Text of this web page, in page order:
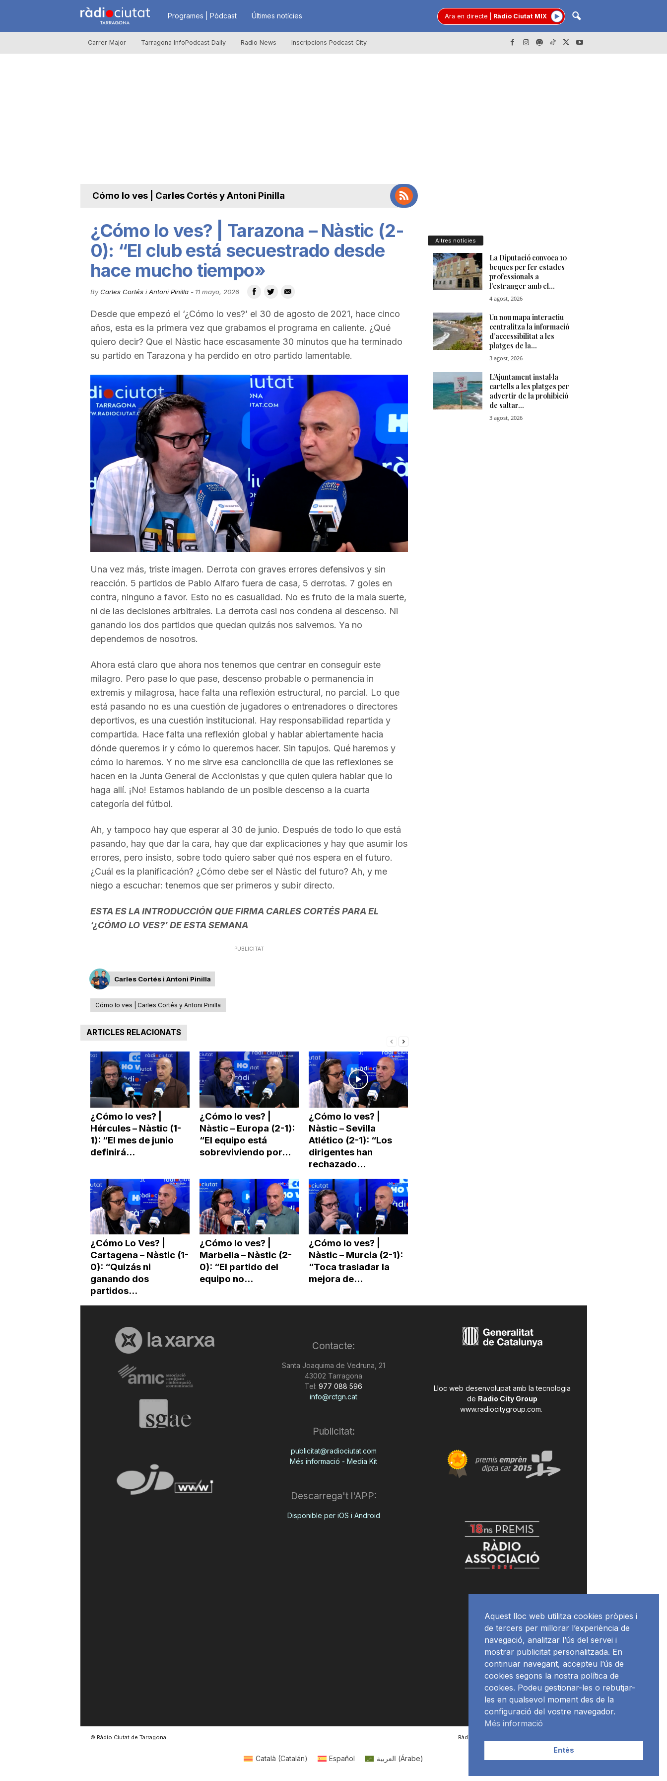
R
à
t
t
e
T
a
r
r
g
a
Programes | Pòdcast Últimes notícies Ara en directe Ràdio Ciutat MIX
Carrer Major Tarragona InfoPodcast Daily Radio News Inscripcions Podcast City
Cómo lo ves | Carles Cortés y Antoni Pinilla
¿Cómo lo ves? | Tarazona – Nàstic (2-
0): “El club está secuestrado desde
hace mucho tiempo»
By Carles Cortés i Antoni Pinilla- 11 mayo, 2026
Desde que empezó el ‘¿Cómo lo ves?’ el 30 de agosto de 2021, hace cinco
años, esta es la primera vez que grabamos el programa en caliente. ¿Qué
quiero decir? Que el Nàstic hace escasamente 30 minutos que ha terminado
su partido en Tarazona y ha perdido en otro partido lamentable.
Una vez más, triste imagen. Derrota con graves errores defensivos y sin
reacción. 5 partidos de Pablo Alfaro fuera de casa, 5 derrotas. 7 goles en
contra, ninguno a favor. Esto no es casualidad. No es fruto de la mala suerte,
ni de las decisiones arbitrales. La derrota casi nos condena al descenso. Ni
ganando los dos partidos que quedan quizás nos salvemos. Ya no
dependemos de nosotros.
Ahora está claro que ahora nos tenemos que centrar en conseguir este
milagro. Pero pase lo que pase, descenso probable o permanencia in
extremis y milagrosa, hace falta una reflexión estructural, no parcial. Lo que
está pasando no es una cuestión de jugadores o entrenadores o directores
deportivos, es una cuestión institucional. Hay responsabilidad repartida y
compartida. Hace falta una reflexión global y hablar abiertamente hacia
dónde queremos ir y cómo lo queremos hacer. Sin tapujos. Qué haremos y
cómo lo haremos. Y no me sirve esa cancioncilla de que las reflexiones se
hacen en la Junta General de Accionistas y que quien quiera hablar que lo
haga allí. ¡No! Estamos hablando de un posible descenso a la cuarta
categoría del fútbol.
Ah, y tampoco hay que esperar al 30 de junio. Después de todo lo que está
pasando, hay que dar la cara, hay que dar explicaciones y hay que asumir los
errores, pero insisto, sobre todo quiero saber qué nos espera en el futuro.
¿Cuál es la planificación? ¿Cómo debe ser el Nàstic del futuro? Ah, y me
niego a escuchar: tenemos que ser primeros y subir directo.
ESTA ES LA INTRODUCCIÓN QUE FIRMA CARLES CORTÉS PARA EL
‘¿CÓMO LO VES?’ DE ESTA SEMANA
PUBLICITAT
Carles Cortés i Antoni Pinilla
Cómo lo ves | Carles Cortés y Antoni Pinilla
ARTICLES RELACIONATS
¿Cómo lo ves? |
Hércules – Nàstic (1-
1): “El mes de junio
definirá...
¿Cómo lo ves? |
Nàstic – Europa (2-1):
“El equipo está
sobreviviendo por...
¿Cómo lo ves? |
Nàstic – Sevilla
Atlético (2-1): “Los
dirigentes han
rechazado...
¿Cómo Lo Ves? |
Cartagena – Nàstic (1-
0): “Quizás ni
ganando dos
partidos...
¿Cómo lo ves? |
Marbella – Nàstic (2-
0): “El partido del
equipo no...
¿Cómo lo ves? |
Nàstic – Murcia (2-1):
“Toca trasladar la
mejora de...
Altres notícies
Contacte:
Santa Joaquima de Vedruna, 21
43002 Tarragona
Tel: 977 088 596
info@rctgn.cat
Publicitat:
publicitat@radiociutat.com
Més informació - Media Kit
Descarrega't l'APP:
Disponible per iOS i Android
Lloc web desenvolupat amb la tecnologia
de Radio City Group
www.radiocitygroup.com.
RàdioNews
© Ràdio Ciutat de Tarragona
Català (Catalán) Español العربية (Árabe)
Aquest lloc web utilitza cookies pròpies i
de tercers per millorar l’experiència de
navegació, analitzar l’ús del servei i
mostrar publicitat personalitzada. En
continuar navegant, accepteu l’ús de
cookies segons la nostra política de
cookies. Podeu gestionar-les o rebutjar-
les en qualsevol moment des de la
configuració del vostre navegador.
Més informació
Entès